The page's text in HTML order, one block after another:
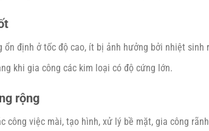
ổn định ở tốc độ cao, ít bị ảnh hưởng bởi nhiệt sinh
khi gia công các kim loại có độ cứng lớn.
rộng
công việc mài, tạo hình, xử lý bề mặt, gia công